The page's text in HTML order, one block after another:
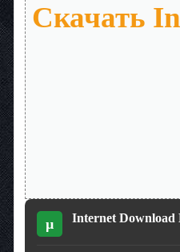
Скачать
µ Internet Download